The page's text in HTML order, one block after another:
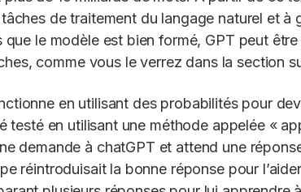
de traitement du langage naturel et à
que le modèle est bien formé, GPT peut
comme vous le verrez dans la section
en utilisant des probabilités pour
testé en utilisant une méthode appelée «
demande à chatGPT et attend une
réintroduisait la bonne réponse pour